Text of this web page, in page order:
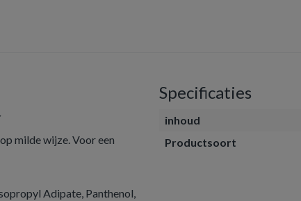
milde wijze. Voor een
Adipate, Panthenol,
Specificaties
inhoud
Productsoort